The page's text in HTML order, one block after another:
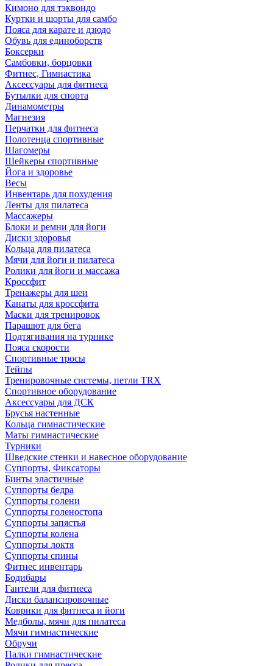
Кимоно для тэквондо
Куртки и шорты для самбо
Пояса для карате и дзюдо
Обувь для единоборств
Боксерки
Самбовки, борцовки
Фитнес, Гимнастика
Аксессуары для фитнеса
Бутылки для спорта
Динамометры
Магнезия
Перчатки для фитнеса
Полотенца спортивные
Шагомеры
Шейкеры спортивные
Йога и здоровье
Весы
Инвентарь для похудения
Ленты для пилатеса
Массажеры
Блоки и ремни для йоги
Диски здоровья
Кольца для пилатеса
Мячи для йоги и пилатеса
Ролики для йоги и массажа
Кроссфит
Тренажеры для шеи
Канаты для кроссфита
Маски для тренировок
Парашют для бега
Подтягивания на турнике
Пояса скорости
Спортивные тросы
Тейпы
Тренировочные системы, петли TRX
Спортивное оборудование
Аксессуары для ДСК
Брусья настенные
Кольца гимнастические
Маты гимнастические
Турники
Шведские стенки и навесное оборудование
Суппорты, Фиксаторы
Бинты эластичные
Суппорты бедра
Суппорты голени
Суппорты голеностопа
Суппорты запястья
Суппорты колена
Суппорты локтя
Суппорты спины
Фитнес инвентарь
Бодибары
Гантели для фитнеса
Диски балансировочные
Коврики для фитнеса и йоги
Медболы, мячи для пилатеса
Мячи гимнастические
Обручи
Палки гимнастические